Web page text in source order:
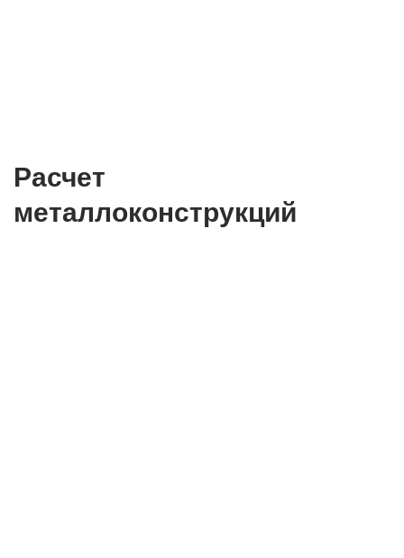
Расчет
металлоконструкций